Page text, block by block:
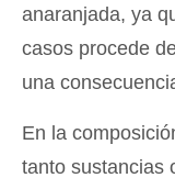
anaranjada, ya
casos procede
una
En la
tanto sustancias